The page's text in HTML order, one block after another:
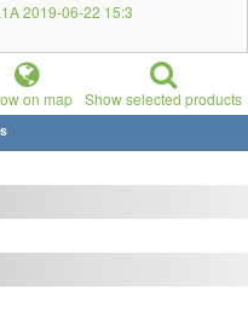
2019-06-22 15:3
on map Show selected products